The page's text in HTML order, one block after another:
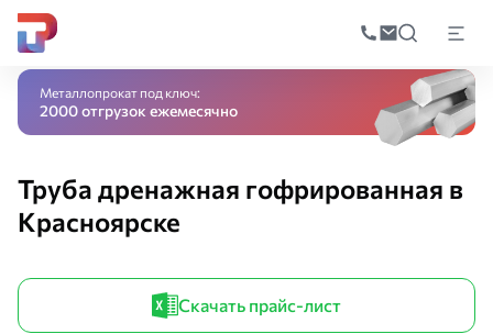
по
Главная Дренажная системаТруба
Металлопрокат под ключ:
2000 отгрузок ежемесячно
Труба дренажная гофрированная в
Красноярске
Скачать прайс-лист